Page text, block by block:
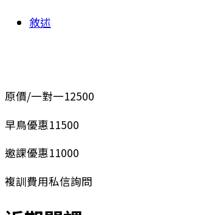
敘述
原價/一對一12500
早鳥優惠11500
邀課優惠11000
複訓費用私信詢問